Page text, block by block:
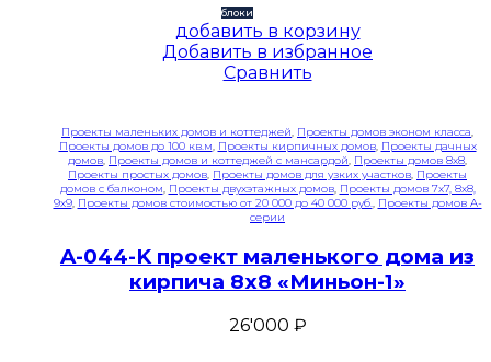
блоки
добавить в корзину
Добавить в избранное
Сравнить
Проекты маленьких домов и коттеджей, Проекты домов эконом класса,
Проекты домов до 100 кв.м, Проекты кирпичных домов, Проекты дачных
домов, Проекты домов и коттеджей с мансардой, Проекты домов 8x8,
Проекты простых домов, Проекты домов для узких участков, Проекты
домов с балконом, Проекты двухэтажных домов, Проекты домов 7x7, 8x8,
9x9, Проекты домов стоимостью от 20 000 до 40 000 руб., Проекты домов A-
серии
A-044-K проект маленького дома из
кирпича 8х8 «Миньон-1»
26'000 ₽